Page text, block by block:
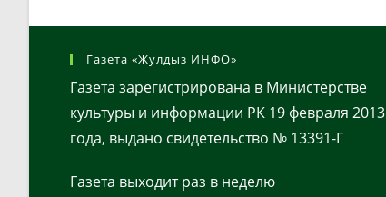
Газета «Жулдыз ИНФО»
Газета зарегистрирована в Министерстве
культуры и информации РК 19 февраля 2013
года, выдано свидетельство № 13391-Г
Газета выходит раз в неделю